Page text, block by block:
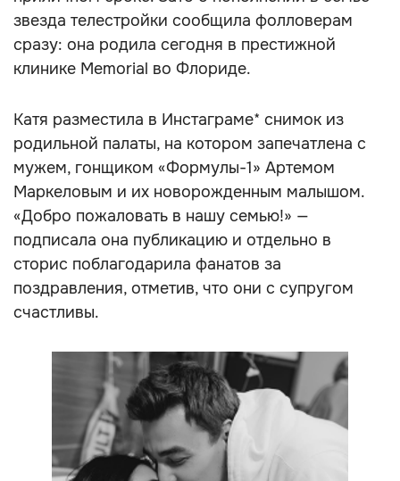
звезда телестройки сообщила фолловерам
сразу: она родила сегодня в престижной
клинике Memorial во Флориде.
Катя разместила в Инстаграме* снимок из
родильной палаты, на котором запечатлена с
мужем, гонщиком «Формулы-1» Артемом
Маркеловым и их новорожденным малышом.
«Добро пожаловать в нашу семью!» —
подписала она публикацию и отдельно в
сторис поблагодарила фанатов за
поздравления, отметив, что они с супругом
счастливы.